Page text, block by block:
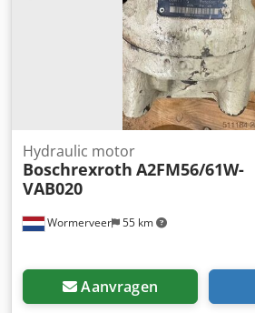
Wormerveer 55 km
Hydraulic motor
Boschrexroth A2FM56/61W-
VAB020
Aanvragen